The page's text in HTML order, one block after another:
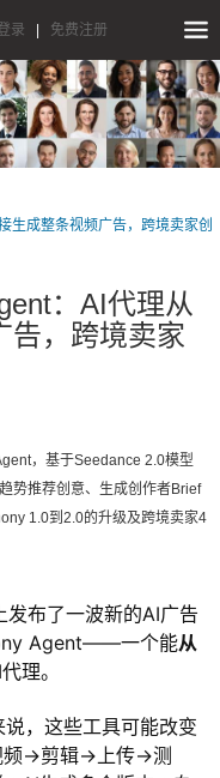
录 免费注册
生成整条视频广告，跨境卖家创
：AI代理从
告，跨境卖家
，基于Seedance 2.0模型
势推荐创意、生成创作者Brief
1.0到2.0的升级及跨境卖家4
布了一波新的AI广告
Agent——一个能从
理。
，这些工具可能改变
频→剪辑→上传→测